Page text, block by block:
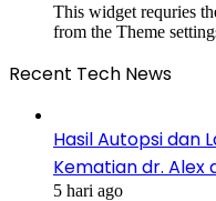
This widget requries
from the Theme
Recent Tech News
Hasil Autopsi dan
Kematian dr. Alex
5 hari ago